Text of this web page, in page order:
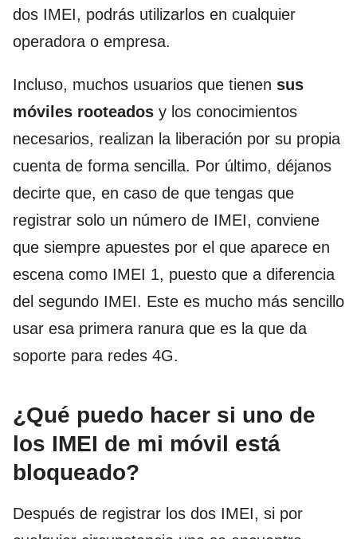
dos IMEI, podrás utilizarlos en cualquier
operadora o empresa.
Incluso, muchos usuarios que tienen sus
móviles rooteados y los conocimientos
necesarios, realizan la liberación por su propia
cuenta de forma sencilla. Por último, déjanos
decirte que, en caso de que tengas que
registrar solo un número de IMEI, conviene
que siempre apuestes por el que aparece en
escena como IMEI 1, puesto que a diferencia
del segundo IMEI. Este es mucho más sencillo
usar esa primera ranura que es la que da
soporte para redes 4G.
¿Qué puedo hacer si uno de
los IMEI de mi móvil está
bloqueado?
Después de registrar los dos IMEI, si por